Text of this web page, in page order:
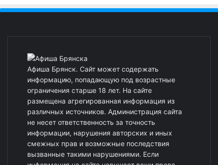
Афиша Брянск. Сайт может содержать
информацию, попадающую под возрастные
ограничения старше 18 лет. На сайте
размещена агрегированная информация из
различных источников. Администрация сайта
не несет ответственность за точность
информации, нарушения авторских и иных
смежных прав и возможные последствия
вызванные такими нарушениями. Если